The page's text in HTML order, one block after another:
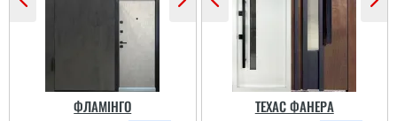
ФЛАМІНГО ТЕХАС ФАНЕРА